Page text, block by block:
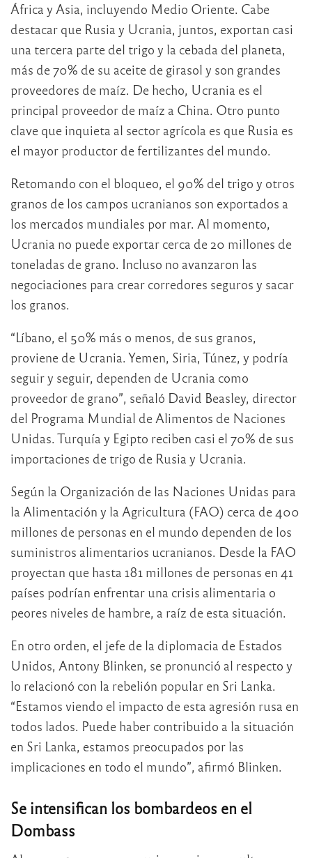
África y Asia, incluyendo Medio Oriente. Cabe
destacar que Rusia y Ucrania, juntos, exportan casi
una tercera parte del trigo y la cebada del planeta,
más de 70% de su aceite de girasol y son grandes
proveedores de maíz. De hecho, Ucrania es el
principal proveedor de maíz a China. Otro punto
clave que inquieta al sector agrícola es que Rusia es
el mayor productor de fertilizantes del mundo.
Retomando con el bloqueo, el 90% del trigo y otros
granos de los campos ucranianos son exportados a
los mercados mundiales por mar. Al momento,
Ucrania no puede exportar cerca de 20 millones de
toneladas de grano. Incluso no avanzaron las
negociaciones para crear corredores seguros y sacar
los granos.
“Líbano, el 50% más o menos, de sus granos,
proviene de Ucrania. Yemen, Siria, Túnez, y podría
seguir y seguir, dependen de Ucrania como
proveedor de grano”, señaló David Beasley, director
del Programa Mundial de Alimentos de Naciones
Unidas. Turquía y Egipto reciben casi el 70% de sus
importaciones de trigo de Rusia y Ucrania.
Según la Organización de las Naciones Unidas para
la Alimentación y la Agricultura (FAO) cerca de 400
millones de personas en el mundo dependen de los
suministros alimentarios ucranianos. Desde la FAO
proyectan que hasta 181 millones de personas en 41
países podrían enfrentar una crisis alimentaria o
peores niveles de hambre, a raíz de esta situación.
En otro orden, el jefe de la diplomacia de Estados
Unidos, Antony Blinken, se pronunció al respecto y
lo relacionó con la rebelión popular en Sri Lanka.
“Estamos viendo el impacto de esta agresión rusa en
todos lados. Puede haber contribuido a la situación
en Sri Lanka, estamos preocupados por las
implicaciones en todo el mundo”, afirmó Blinken.
Se intensifican los bombardeos en el
Dombass